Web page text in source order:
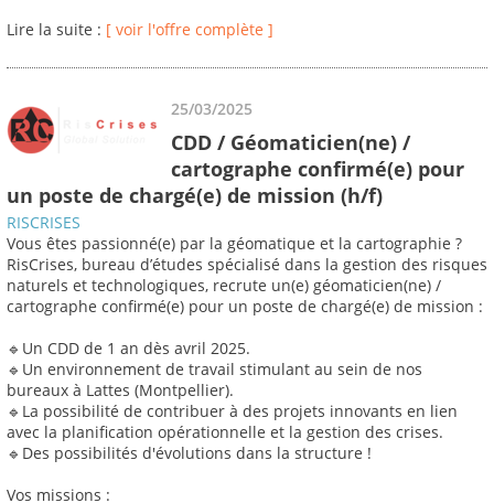
Lire la suite : [ voir l'offre complète ]
25/03/2025
CDD / Géomaticien(ne) /
cartographe confirmé(e) pour
un poste de chargé(e) de mission (h/f)
RISCRISES
Vous êtes passionné(e) par la géomatique et la cartographie ?
RisCrises, bureau d’études spécialisé dans la gestion des risques
naturels et technologiques, recrute un(e) géomaticien(ne) /
cartographe confirmé(e) pour un poste de chargé(e) de mission :
🔹Un CDD de 1 an dès avril 2025.
🔹Un environnement de travail stimulant au sein de nos
bureaux à Lattes (Montpellier).
🔹La possibilité de contribuer à des projets innovants en lien
avec la planification opérationnelle et la gestion des crises.
🔹Des possibilités d'évolutions dans la structure !
Vos missions :